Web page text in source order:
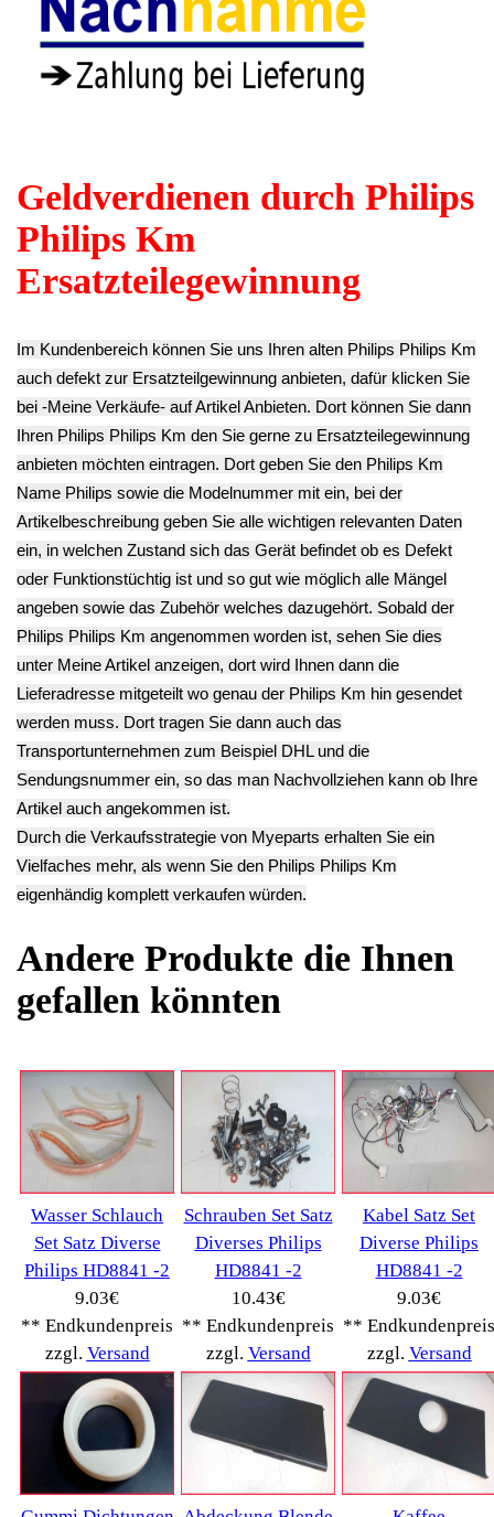
Wasser Schlauch
Set Satz Diverse
Philips HD8841 -2
9.03€
Schrauben Set Satz
Diverses Philips
HD8841 -2
10.43€
** Endkundenpreis
Kabel Satz Set
Diverse Philips
HD8841 -2
9.03€
** Endkundenpreis
Gummi Dichtungen
Mühlwerk II
Philips HD8841 -2
6.23€
Abdeckung Blende
Oben Wassertank
Philips HD8841 -2
11.13€
Deckel Abdeckung
Philips HD8841 -2
zzgl.Versand
Gehäuse Antriebs
Abdeckung Philips
13.93€
** Endkundenpreis
Brüheinheit
Brühgruppe
Philips HD8841 -2
34.93€
zzgl.Versand
Mühlwerk Gummi
Halterung Philips
6.23€
** Endkundenpreis
Versand
Ersatzteile suchen?
Verwenden Sie Stichworte, um ein Ersatzteil zu
finden.
Hersteller
Kategorien
Kaffeevollautomat-> (54295)
AEG(1112)
Ambiano(29)
BIALETTI(27)
Café express(14)
DeLonghi(7443)
Gaggia(90)
Gastroback(50)
Jura(14045)
Krups(3904)
Lavazza(68)
Melitta(2275)
Nestle(72)
Ningbo Merol(52)
NIVONA(1403)
Privileg(134)
Saeco(9286)
Siemens(5349)
(1387)
Tevion Kaffee(36)
TurMix (106)
(2503)
(281)
Drucker Kopierer(1096)
Elektroartikel-> (5309)